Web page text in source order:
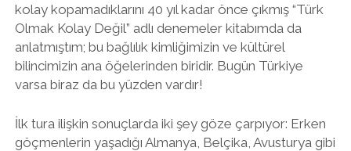
kolay kopamadıklarını 40 yıl kadar önce çıkmış “Türk
Olmak Kolay Değil” adlı denemeler kitabımda da
anlatmıştım; bu bağlılık kimliğimizin ve kültürel
bilincimizin ana öğelerinden biridir. Bugün Türkiye
varsa biraz da bu yüzden vardır!
İlk tura ilişkin sonuçlarda iki şey göze çarpıyor: Erken
göçmenlerin yaşadığı Almanya, Belçika, Avusturya gibi